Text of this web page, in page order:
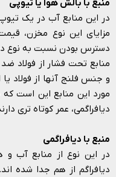
منبع با بالش هوا یا تیوپی
در این منابع آب در یک
مزایای این نوع مخزن،
دسترس بودن نسبت به نوع
و جنس فلنج آنها از فولاد
مورد این منابع این است که
دیافراگمی، عمر کوتاه تری
منبع با دیافراگمی
در این نوع از منابع آب و
دیافراگم از هم جدا شده